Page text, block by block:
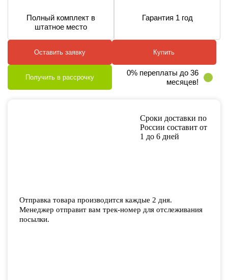
Полный комплект в
штатное место
Гарантия 1 год
Оставить заявку Купить
Получить в рассрочку
0% переплаты до 36
месяцев!
Сроки доставки по
России составит от
1 до 6 дней
Отправка товара производится каждые 2 дня.
Менеджер отправит вам трек-номер для отслеживания
посылки.